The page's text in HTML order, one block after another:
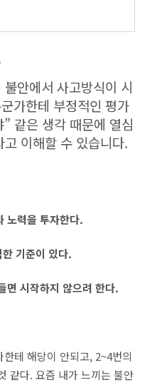
안에서 사고방식이 시
가한테 부정적인 평가
같은 생각 때문에 열심
이해할 수 있습니다.
노력을 투자한다.
기준이 있다.
면 시작하지 않으려 한다.
테 해당이 안되고, 2~4번의
같다. 요즘 내가 느끼는 불안